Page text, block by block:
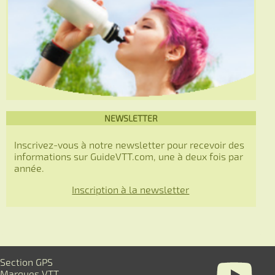
NEWSLETTER
Inscrivez-vous à notre newsletter pour recevoir des
informations sur GuideVTT.com, une à deux fois par
année.
Inscription à la newsletter
Section GPS